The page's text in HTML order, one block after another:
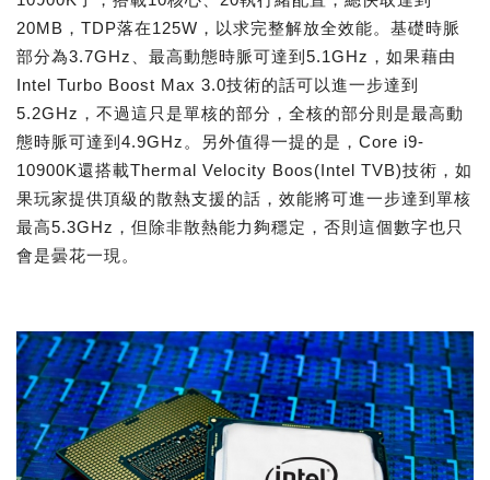
20MB，TDP落在125W，以求完整解放全效能。基礎時脈
部分為3.7GHz、最高動態時脈可達到5.1GHz，如果藉由
Intel Turbo Boost Max 3.0技術的話可以進一步達到
5.2GHz，不過這只是單核的部分，全核的部分則是最高動
態時脈可達到4.9GHz。另外值得一提的是，Core i9-
10900K還搭載Thermal Velocity Boos(Intel TVB)技術，如
果玩家提供頂級的散熱支援的話，效能將可進一步達到單核
最高5.3GHz，但除非散熱能力夠穩定，否則這個數字也只
會是曇花一現。